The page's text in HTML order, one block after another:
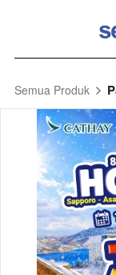
Semua Produk